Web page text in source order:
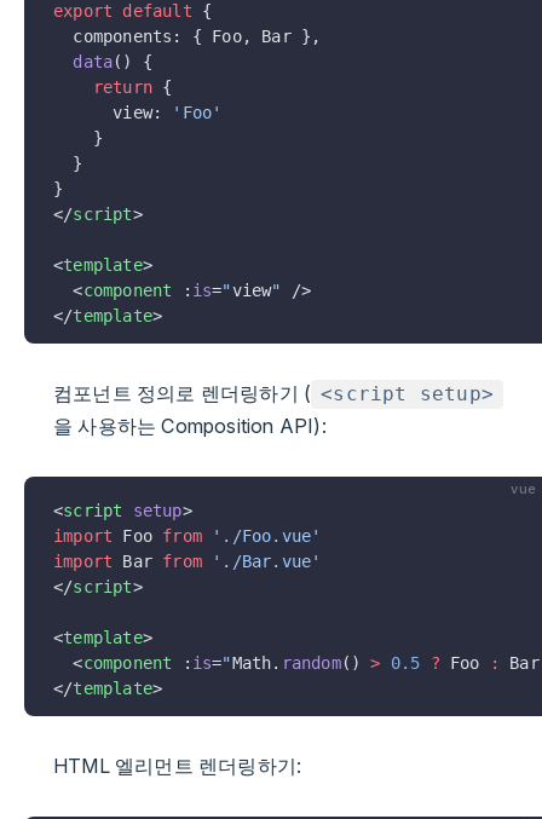
export default {
  components: { Foo, Bar },
  data
() {
    return
{
      view:
'Foo'
    }
  }
}
</script>
<template>
  <
component : is="view"
/>
</template>
컴포넌트 정의로 렌더링하기 ( <script setup>
을 사용하는 Composition API):
vue
<script setup>
import Foo from './Foo.vue'
import Bar from './Bar.vue'
</script>
<template>
  <
component : is="Math. random() > 0.5 ? Foo : Bar
</template>
HTML 엘리먼트 렌더링하기: